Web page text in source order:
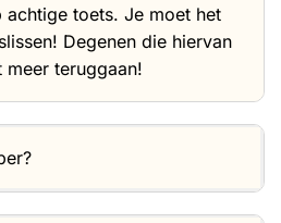
toets. Je moet het
Degenen die hiervan
teruggaan!